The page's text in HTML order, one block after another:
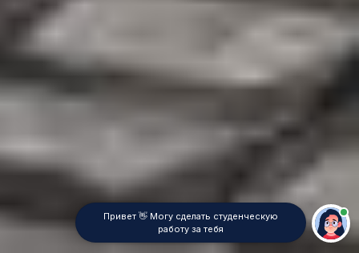
Привет 👋 Могу сделать студенческую
работу за тебя